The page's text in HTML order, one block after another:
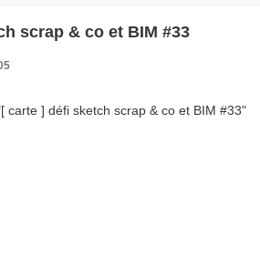
scrap & co et BIM #33